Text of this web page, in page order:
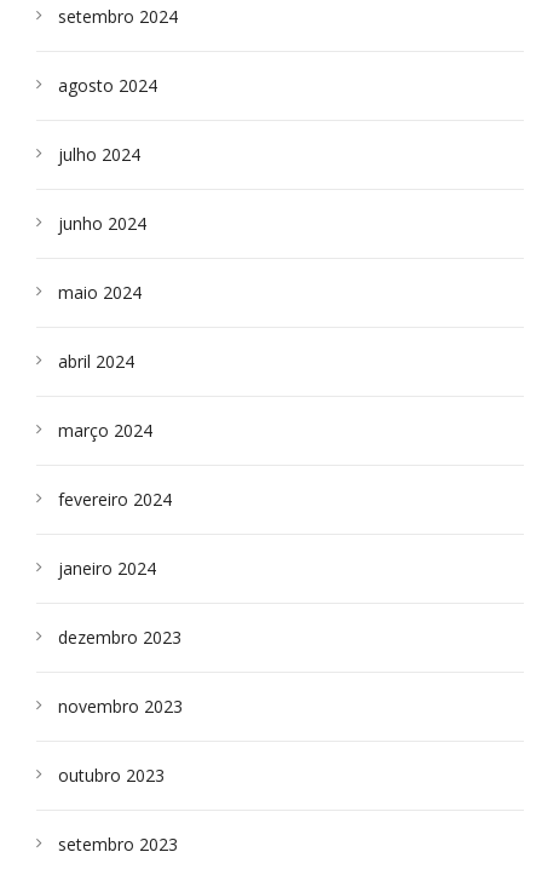
setembro 2024
agosto 2024
julho 2024
junho 2024
maio 2024
abril 2024
março 2024
fevereiro 2024
janeiro 2024
dezembro 2023
novembro 2023
outubro 2023
setembro 2023